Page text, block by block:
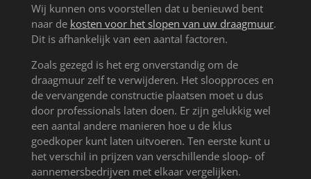
Wij kunnen ons voorstellen dat u benieuwd bent
naar de kosten voor het slopen van uw draagmuur.
Dit is afhankelijk van een aantal factoren.
Zoals gezegd is het erg onverstandig om de
draagmuur zelf te verwijderen. Het sloopproces en
de vervangende constructie plaatsen moet u dus
door professionals laten doen. Er zijn gelukkig wel
een aantal andere manieren hoe u de klus
goedkoper kunt laten uitvoeren. Ten eerste kunt u
het verschil in prijzen van verschillende sloop- of
aannemersbedrijven met elkaar vergelijken.